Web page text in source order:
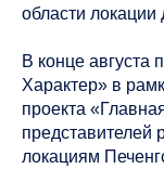
области локации
В конце августа
Характер» в
проекта
представителей
локациям